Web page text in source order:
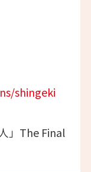
shingeki
」The Final